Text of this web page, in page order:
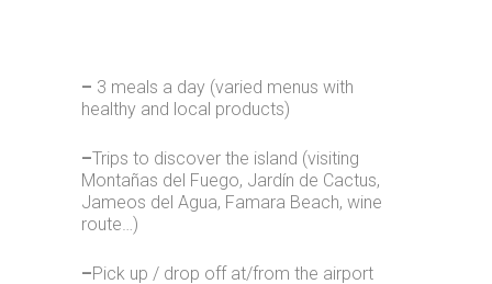
– 3 meals a day (varied menus with
healthy and local products)
–Trips to discover the island (visiting
Montañas del Fuego, Jardín de Cactus,
Jameos del Agua, Famara Beach, wine
route…)
–Pick up / drop off at/from the airport